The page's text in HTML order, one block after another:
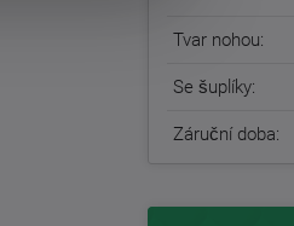
Tvar nohou:
Se šuplíky:
Záruční doba: